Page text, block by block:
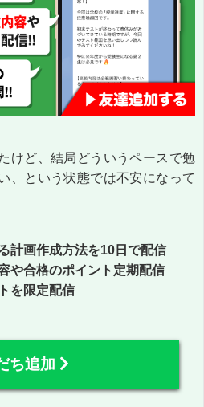
けど、結局どういうペースで勉
、という状態では不安になって
計画作成方法を10日で配信
や合格のポイント定期配信
を限定配信
ち追加